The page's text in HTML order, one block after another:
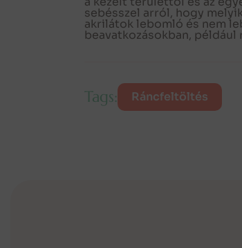
sebésszel arról, hogy
akrilátok lebomló és nem
beavatkozásokban,
Tags: Ráncfeltöltés